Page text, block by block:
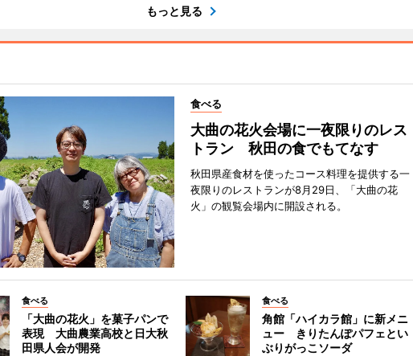
もっと見る
食べる
大曲の花火会場に一夜限りのレス
トラン 秋田の食でもてなす
秋田県産食材を使ったコース料理を提供する一
夜限りのレストランが8月29日、「大曲の花
火」の観覧会場内に開設される。
食べる
「大曲の花火」を菓子パンで
表現 大曲農業高校と日大秋
田県人会が開発
食べる
角館「ハイカラ館」に新メニ
ュー きりたんぽパフェとい
ぶりがっこソーダ